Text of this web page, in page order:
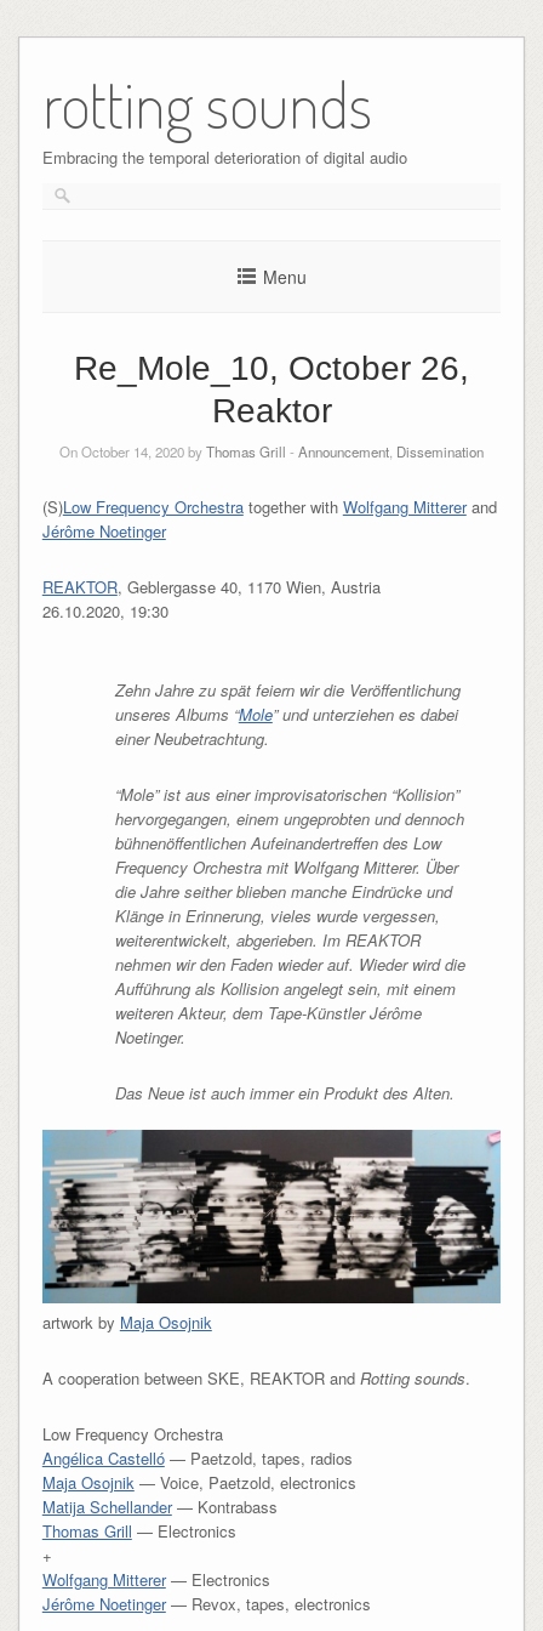
rotting sounds
Embracing the temporal deterioration of digital audio
Menu
Re_Mole_10, October 26,
Reaktor
On October 14, 2020 byThomas Grill - Announcement Dissemination
(S)Low Frequency Orchestratogether with Wolfgang Mittererand
Jérôme Noetinger
REAKTOR, Geblergasse 40, 1170 Wien, Austria
26.10.2020, 19:30
Zehn Jahre zu spät feiern wir die Veröffentlichung
unseres Albums “Mole” und unterziehen es dabei
einer Neubetrachtung.
“Mole” ist aus einer improvisatorischen “Kollision”
hervorgegangen, einem ungeprobten und dennoch
bühnenöffentlichen Aufeinandertreffen des Low
Frequency Orchestra mit Wolfgang Mitterer. Über
die Jahre seither blieben manche Eindrücke und
Klänge in Erinnerung, vieles wurde vergessen,
weiterentwickelt, abgerieben. Im REAKTOR
nehmen wir den Faden wieder auf. Wieder wird die
Aufführung als Kollision angelegt sein, mit einem
weiteren Akteur, dem Tape-Künstler Jérôme
Noetinger.
Das Neue ist auch immer ein Produkt des Alten.
artwork by Maja Osojnik
A cooperation between SKE, REAKTOR and Rotting sounds.
Low Frequency Orchestra
Angélica Castelló— Paetzold, tapes, radios
Maja Osojnik— Voice, Paetzold, electronics
Matija Schellander— Kontrabass
Thomas Grill — Electronics
+
Wolfgang Mitterer— Electronics
Jérôme Noetinger— Revox, tapes, electronics